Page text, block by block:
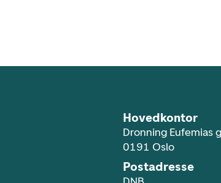
Hovedkontor
Dronning Eufemias
0191 Oslo
Postadresse